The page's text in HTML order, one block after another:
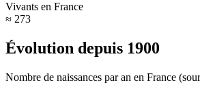
Vivants en France
≈ 273
Évolution depuis 1900
Nombre de naissances par an en France